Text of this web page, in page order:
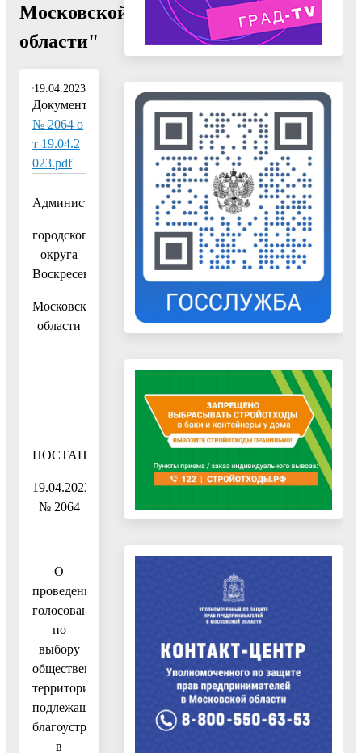
Московской
области"
19.04.2023
Документ:
№ 2064 о
т 19.04.2
023.pdf
Администрация
городского
округа
Воскресенск
Московской
области
ПОСТАНОВЛЕНИЕ
19.04.2023
№ 2064
О
проведении
голосования
по
выбору
общественной
территории,
подлежащей
благоустройству
в